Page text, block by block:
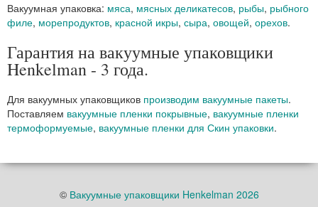
Вакуумная упаковка: мяса, мясных деликатесов, рыбы, рыбного
филе, морепродуктов, красной икры, сыра, овощей, орехов.
Гарантия на вакуумные упаковщики
Henkelman - 3 года.
Для вакуумных упаковщиков производим вакуумные пакеты.
Поставляем вакуумные пленки покрывные, вакуумные пленки
термоформуемые, вакуумные пленки для Скин упаковки.
© Вакуумные упаковщики Henkelman 2026